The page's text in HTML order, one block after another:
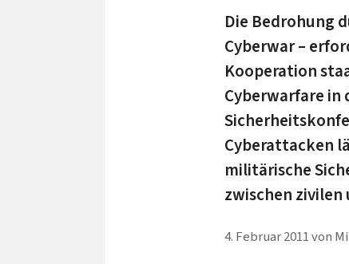
Die Bedrohung
Cyberwar –
Kooperation
Cyberwarfare in
Cyberattacken
militärische
zwischen
4. Februar 2011von